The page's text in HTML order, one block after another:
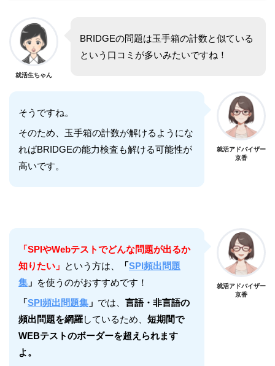
就活生ちゃん
BRIDGEの問題は玉手箱の計数と似ている
という口コミが多いみたいですね！
そうですね。
そのため、玉手箱の計数が解けるようにな
ればBRIDGEの能力検査も解ける可能性が
高いです。
就活アドバイザー
京香
「SPIやWebテストでどんな問題が出るか
知りたい」 という方は、 「SPI頻出問題
集 」 を使うのがおすすめです！
「SPI頻出問題集 」 では、 言語・非言語の
頻出問題を網羅しているため、 短期間で
WEBテストのボーダーを超えられます
よ。
就活アドバイザー
京香